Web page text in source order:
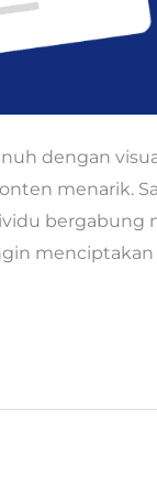
dengan
menarik.
bergabung